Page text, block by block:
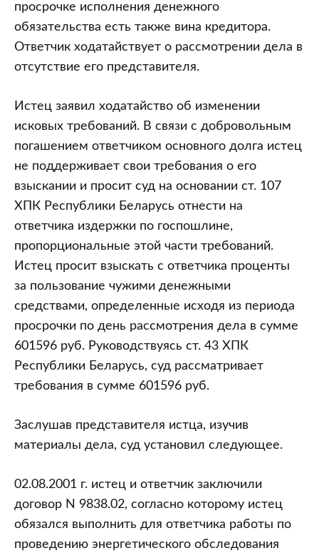
просрочке исполнения денежного
обязательства есть также вина кредитора.
Ответчик ходатайствует о рассмотрении дела в
отсутствие его представителя.
Истец заявил ходатайство об изменении
исковых требований. В связи с добровольным
погашением ответчиком основного долга истец
не поддерживает свои требования о его
взыскании и просит суд на основании ст. 107
ХПК Республики Беларусь отнести на
ответчика издержки по госпошлине,
пропорциональные этой части требований.
Истец просит взыскать с ответчика проценты
за пользование чужими денежными
средствами, определенные исходя из периода
просрочки по день рассмотрения дела в сумме
601596 руб. Руководствуясь ст. 43 ХПК
Республики Беларусь, суд рассматривает
требования в сумме 601596 руб.
Заслушав представителя истца, изучив
материалы дела, суд установил следующее.
02.08.2001 г. истец и ответчик заключили
договор N 9838.02, согласно которому истец
обязался выполнить для ответчика работы по
проведению энергетического обследования